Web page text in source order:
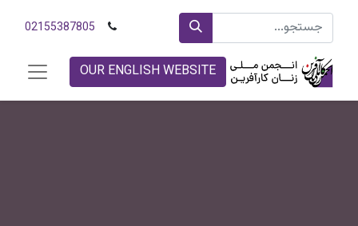
02155387805
OUR ENGLISH WEBSITE